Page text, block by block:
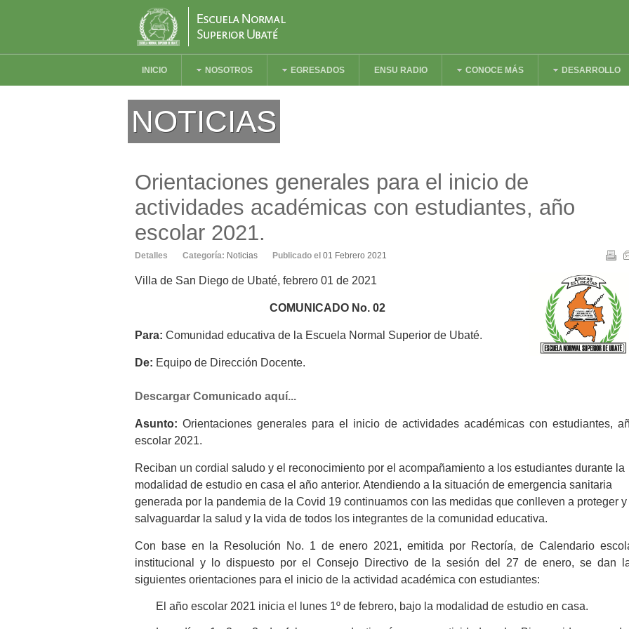
INICIO NOSOTROS EGRESADOS ENSU RADIO CONOCE MÁS DESARROLLO
NOTICIAS
Orientaciones generales para el inicio de
actividades académicas con estudiantes, año
escolar 2021.
Detalles Categoría: Noticias Publicado el 01 Febrero 2021
Villa de San Diego de Ubaté, febrero 01 de 2021
COMUNICADO No. 02
Para: Comunidad educativa de la Escuela Normal Superior de Ubaté.
De: Equipo de Dirección Docente.
Descargar Comunicado aquí...
Asunto: Orientaciones generales para el inicio de actividades académicas con estudiantes,
escolar 2021.
Reciban un cordial saludo y el reconocimiento por el acompañamiento a los estudiantes durante la
modalidad de estudio en casa el año anterior. Atendiendo a la situación de emergencia sanitaria
generada por la pandemia de la Covid 19 continuamos con las medidas que conlleven a proteger y
salvaguardar la salud y la vida de todos los integrantes de la comunidad educativa.
Con base en la Resolución No. 1 de enero 2021, emitida por Rectoría, de Calendario
institucional y lo dispuesto por el Consejo Directivo de la sesión del 27 de enero, se dan
siguientes orientaciones para el inicio de la actividad académica con estudiantes:
El año escolar 2021 inicia el lunes 1º de febrero, bajo la modalidad de estudio en casa.